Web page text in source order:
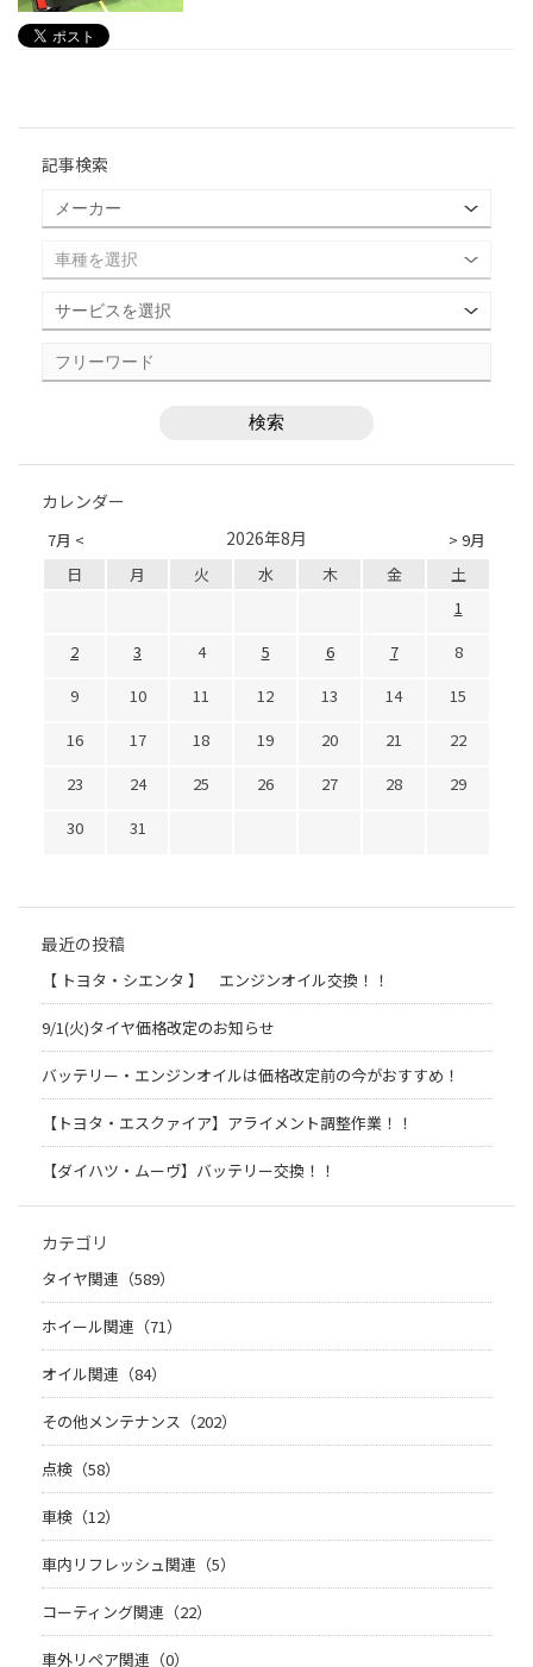
記事検索
カレンダー
7月 < > 9月
2026年8月
日 月 火 水 木 金
土
1
2
3 4 5 6 7
8
9
10 11 12 13 14
15
16
17 18 19 20 21
22
23
24 25 26 27 28
29
30
31
最近の投稿
【 トヨタ・シエンタ 】 エンジンオイル交換！！
9/1(火)タイヤ価格改定のお知らせ
バッテリー・エンジンオイルは価格改定前の今がおすすめ！
【トヨタ・エスクァイア】アライメント調整作業！！
【ダイハツ・ムーヴ】バッテリー交換！！
カテゴリ
タイヤ関連（589）
ホイール関連（71）
オイル関連（84）
その他メンテナンス（202）
点検（58）
車検（12）
車内リフレッシュ関連（5）
コーティング関連（22）
車外リペア関連（0）